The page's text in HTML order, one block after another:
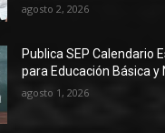
agosto 2, 2026
Publica SEP Calendario
para Educación Básica y
agosto 1, 2026